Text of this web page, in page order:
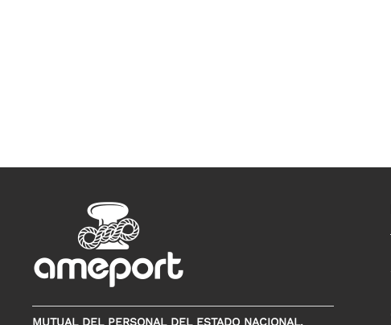
MUTUAL DEL PERSONAL DEL ESTADO NACIONAL,